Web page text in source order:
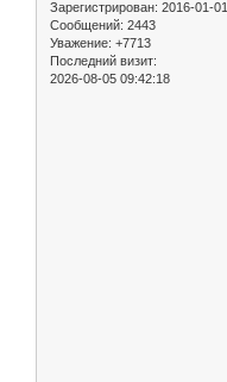
Зарегистрирован: 2016-01-01
Сообщений: 2443
Уважение: +7713
Последний визит:
2026-08-05 09:42:18